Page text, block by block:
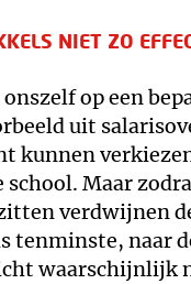
NIET ZO
op een
uit
kunnen
Maar
verdwijnen
tenminste, naar
waarschijnlijk